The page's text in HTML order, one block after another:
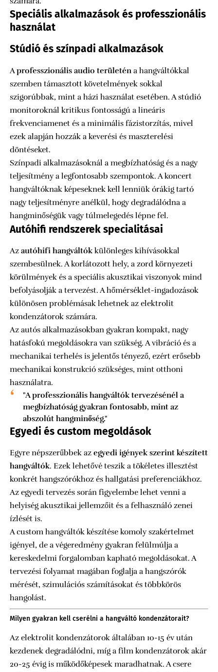
Speciális alkalmazások és professzionális
használat
Stúdió és színpadi alkalmazások
Aprofesszionális audio területén a hangváltókkal
szemben támasztott követelmények sokkal
szigorúbbak, mint a házi használat esetében. A stúdió
monitoroknál kritikus fontosságú a lineáris
frekvenciamenet és a minimális fázistorzítás, mivel
ezek alapján hozzák a keverési és maszterelési
döntéseket.
Színpadi alkalmazásoknál a megbízhatóság és a nagy
teljesítmény a legfontosabb szempontok. A koncert
hangváltóknak képeseknek kell lenniük órákig tartó
nagy teljesítményre anélkül, hogy degradálódna a
hangminőségük vagy túlmelegedés lépne fel.
Autóhifi rendszerek specialitásai
Az autóhifi hangváltókkülönleges kihívásokkal
szembesülnek. A korlátozott hely, a zord környezeti
körülmények és a speciális akusztikai viszonyok mind
befolyásolják a tervezést. A hőmérséklet-ingadozások
különösen problémásak lehetnek az elektrolit
kondenzátorok számára.
Az autós alkalmazásokban gyakran kompakt, nagy
hatásfokú megoldásokra van szükség. A vibráció és a
mechanikai terhelés is jelentős tényező, ezért erősebb
mechanikai konstrukció szükséges, mint otthoni
használatra.
"A professzionális hangváltók tervezésénél a
megbízhatóság gyakran fontosabb, mint az
abszolút hangminőség."
Egyedi és custom megoldások
Egyre népszerűbbek az egyedi igények szerint készített
hangváltók. Ezek lehetővé teszik a tökéletes illesztést
konkrét hangszórókhoz és hallgatási preferenciákhoz.
Az egyedi tervezés során figyelembe lehet venni a
helyiség akusztikai jellemzőit és a felhasználó zenei
ízlését is.
A custom hangváltók készítése komoly szakértelmet
igényel, de a végeredmény gyakran felülmúlja a
kereskedelmi forgalomban kapható megoldásokat. A
tervezési folyamat magában foglalja a hangszórók
mérését, szimulációs számításokat és többkörös
hangolást.
Milyen gyakran kell cserélni a hangváltó kondenzátorait?
Az elektrolit kondenzátorok általában 10-15 év után
kezdenek degradálódni, míg a film kondenzátorok akár
20-25 évig is működőképesek maradhatnak. A csere